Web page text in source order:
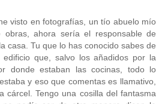
visto en fotografías, un tío abuelo mío
ahora sería el responsable de
casa. Tu que lo has conocido sabes de
que, salvo los añadidos por la
donde estaban las cocinas, todo lo
y eso que comentas es llamativo,
cárcel. Tengo una cosilla del fantasma